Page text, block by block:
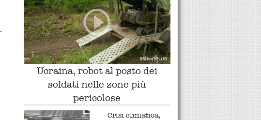
Ucraina, robot al posto dei
soldati nelle zone più
pericolose
Crisi climatica,